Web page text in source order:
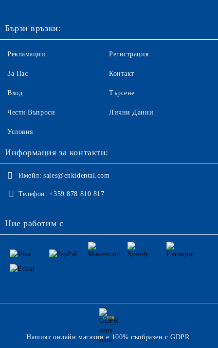
Бързи връзки:
Рекламации
За Нас
Вход
Чести Въпроси
Регистрация
Контакт
Търсене
Лични Данни
Условия
Информация за контакти:
Имейл: sales@enkidental.com
Телефон: +359 878 810 817
Ние работим с
GDPR
Нашият онлайн магазин е 100% съобразен с GDPR.